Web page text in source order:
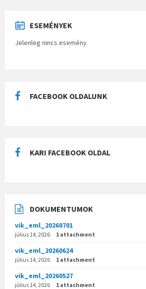
ESEMÉNYEK
Jelenleg nincs esemény.
FACEBOOK OLDALUNK
KARI FACEBOOK OLDAL
DOKUMENTUMOK
vik_eml_20260701
július 14, 2026 1 attachment
vik_eml_20260624
július 14, 2026 1 attachment
vik_eml_20260527
július 14, 2026 1 attachment